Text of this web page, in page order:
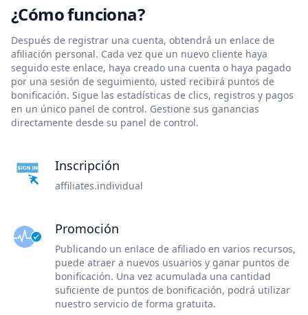
¿Cómo funciona?
Después de registrar una cuenta, obtendrá un enlace de
afiliación personal. Cada vez que un nuevo cliente haya
seguido este enlace, haya creado una cuenta o haya pagado
por una sesión de seguimiento, usted recibirá puntos de
bonificación. Sigue las estadísticas de clics, registros y pagos
en un único panel de control. Gestione sus ganancias
directamente desde su panel de control.
Inscripción
affiliates.individual
Promoción
Publicando un enlace de afiliado en varios recursos,
puede atraer a nuevos usuarios y ganar puntos de
bonificación. Una vez acumulada una cantidad
suficiente de puntos de bonificación, podrá utilizar
nuestro servicio de forma gratuita.